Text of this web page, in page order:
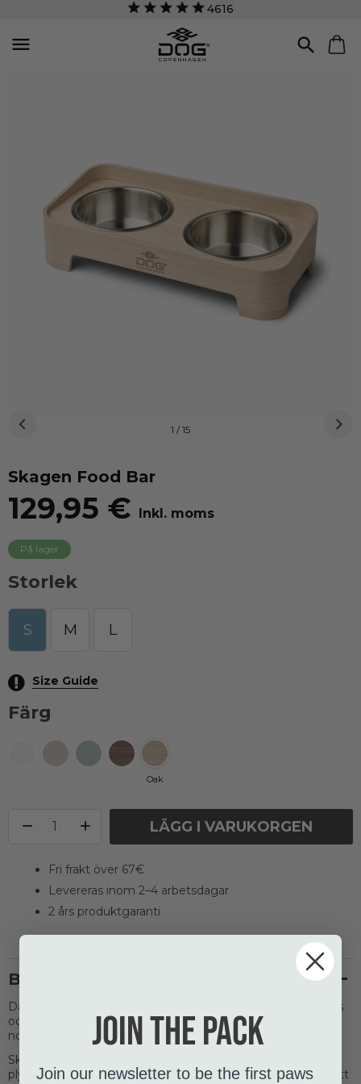
4616
 
1 / 15
Skagen Food Bar
129,95 € Inkl. moms
På lager
Storlek
S M L
Size Guide
Färg
Oak
LÄGG I VARUKORGEN
Fri frakt över 67€
Levereras inom 2–4 arbetsdagar
2 års produktgaranti
Beskrivning
Där modern och klassisk design möts har vi skapat en tidlös
och funktionell matbar som kommer att föra in en touch av
nordisk stil och elegans i ditt hem.
Skagen Food Bar från DOG Copenhagen är gjord av böjd
plywood täckt med vackert och slitstarkt laminat, som är lätt
Join the pack
Join our newsletter to be the first paws